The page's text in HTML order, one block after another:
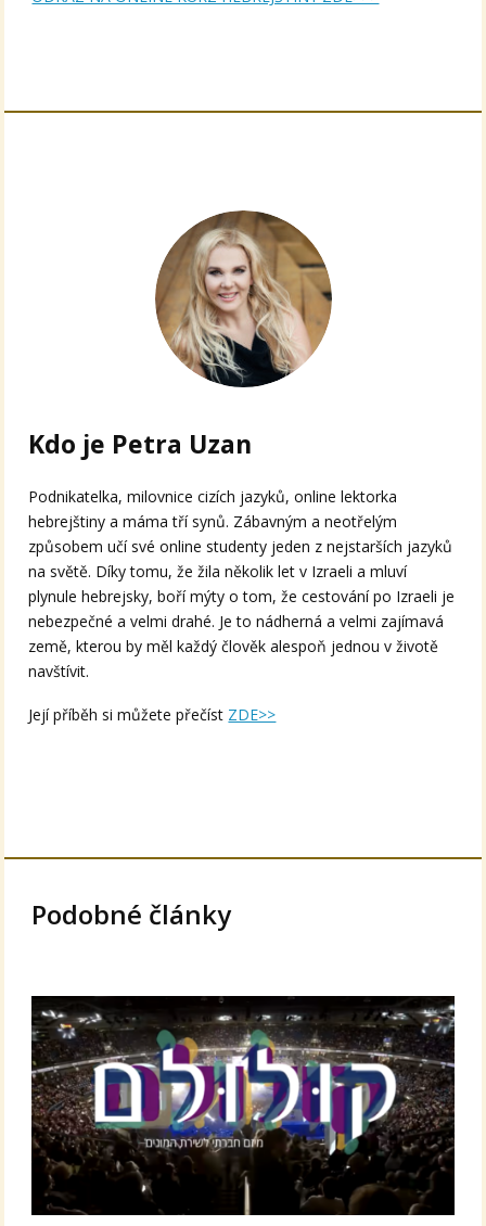
Kdo je Petra Uzan
Podnikatelka, milovnice cizích jazyků, online lektorka
hebrejštiny a máma tří synů. Zábavným a neotřelým
způsobem učí své online studenty jeden z nejstarších jazyků
na světě. Díky tomu, že žila několik let v Izraeli a mluví
plynule hebrejsky, boří mýty o tom, že cestování po Izraeli je
nebezpečné a velmi drahé. Je to nádherná a velmi zajímavá
země, kterou by měl každý člověk alespoň jednou v životě
navštívit.
Její příběh si můžete přečíst ZDE>>
Podobné články